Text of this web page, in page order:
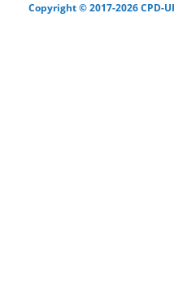
Copyright © 2017-2026 CPD-